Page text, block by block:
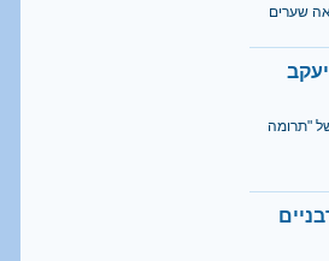
שערים
"תרומה